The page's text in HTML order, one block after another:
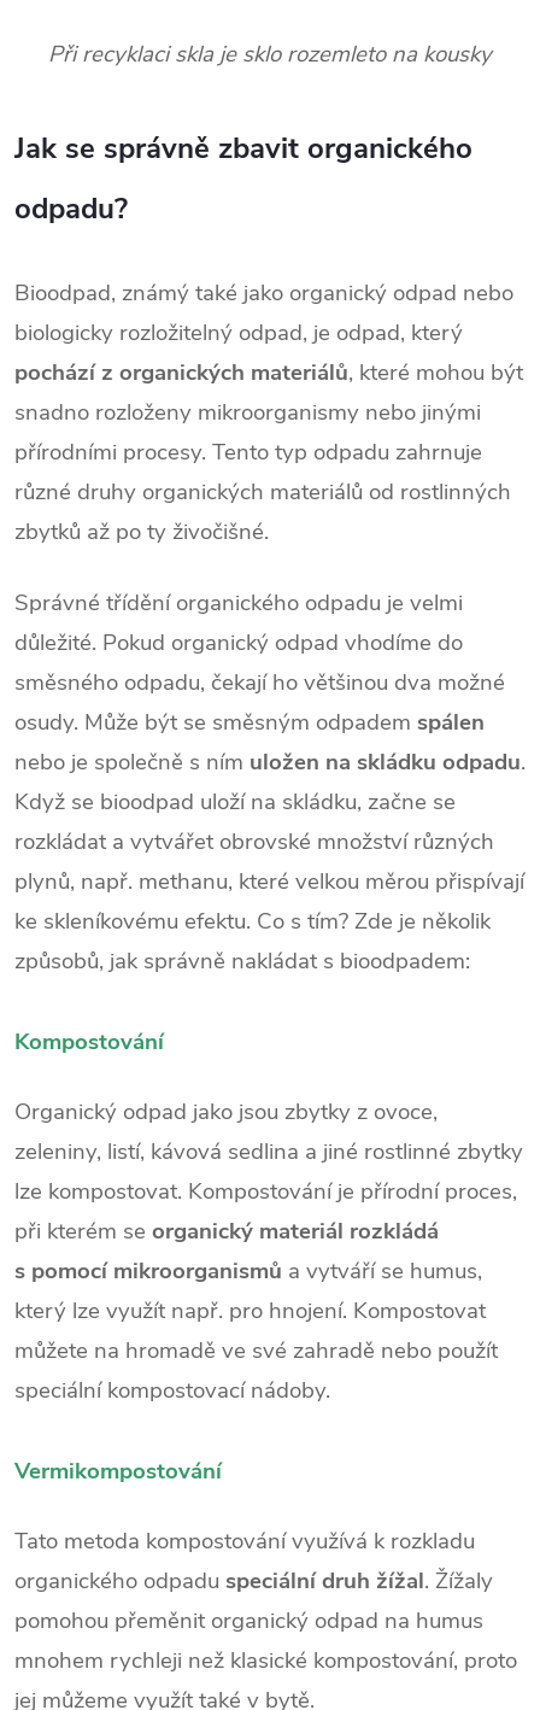
Při recyklaci skla je sklo rozemleto na kousky
Jak se správně zbavit organického
odpadu?
Bioodpad, známý také jako organický odpad nebo
biologicky rozložitelný odpad, je odpad, který
pochází z organických materiálů, které mohou být
snadno rozloženy mikroorganismy nebo jinými
přírodními procesy. Tento typ odpadu zahrnuje
různé druhy organických materiálů od rostlinných
zbytků až po ty živočišné.
Správné třídění organického odpadu je velmi
důležité. Pokud organický odpad vhodíme do
směsného odpadu, čekají ho většinou dva možné
osudy. Může být se směsným odpadem spálen
nebo je společně s ním uložen na skládku odpadu.
Když se bioodpad uloží na skládku, začne se
rozkládat a vytvářet obrovské množství různých
plynů, např. methanu, které velkou měrou přispívají
ke skleníkovému efektu. Co s tím? Zde je několik
způsobů, jak správně nakládat s bioodpadem:
Kompostování
Organický odpad jako jsou zbytky z ovoce,
zeleniny, listí, kávová sedlina a jiné rostlinné zbytky
lze kompostovat. Kompostování je přírodní proces,
při kterém se organický materiál rozkládá
s pomocí mikroorganismů a vytváří se humus,
který lze využít např. pro hnojení. Kompostovat
můžete na hromadě ve své zahradě nebo použít
speciální kompostovací nádoby.
Vermikompostování
Tato metoda kompostování využívá k rozkladu
organického odpadu speciální druh žížal. Žížaly
pomohou přeměnit organický odpad na humus
mnohem rychleji než klasické kompostování, proto
jej můžeme využít také v bytě.